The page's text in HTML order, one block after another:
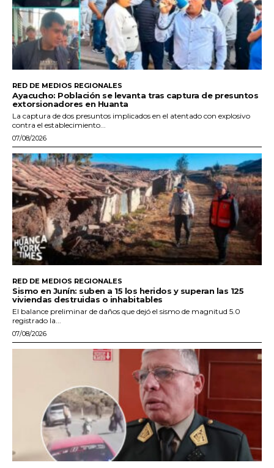
RED DE MEDIOS REGIONALES
Ayacucho: Población se levanta tras captura de presuntos
extorsionadores en Huanta
La captura de dos presuntos implicados en el atentado con explosivo
contra el establecimiento...
07/08/2026
RED DE MEDIOS REGIONALES
Sismo en Junín: suben a 15 los heridos y superan las 125
viviendas destruidas o inhabitables
El balance preliminar de daños que dejó el sismo de magnitud 5.0
registrado la...
07/08/2026